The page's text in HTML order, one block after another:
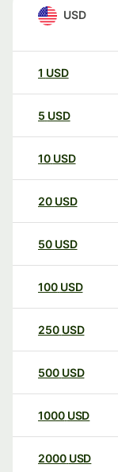
USD
1 USD
5 USD
10 USD
20 USD
50 USD
100 USD
250 USD
500 USD
1000 USD
2000 USD